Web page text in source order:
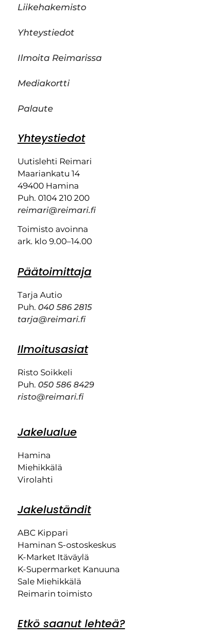
Liikehakemisto
Yhteystiedot
Ilmoita Reimarissa
Mediakortti
Palaute
Yhteystiedot
Uutislehti Reimari
Maariankatu 14
49400 Hamina
Puh. 0104 210 200
reimari@reimari.fi
Toimisto avoinna
ark. klo 9.00–14.00
Päätoimittaja
Tarja Autio
Puh. 040 586 2815
tarja@reimari.fi
Ilmoitusasiat
Risto Soikkeli
Puh. 050 586 8429
risto@reimari.fi
Jakelualue
Hamina
Miehikkälä
Virolahti
Jakeluständit
ABC Kippari
Haminan S-ostoskeskus
K-Market Itäväylä
K-Supermarket Kanuuna
Sale Miehikkälä
Reimarin toimisto
Etkö saanut lehteä?